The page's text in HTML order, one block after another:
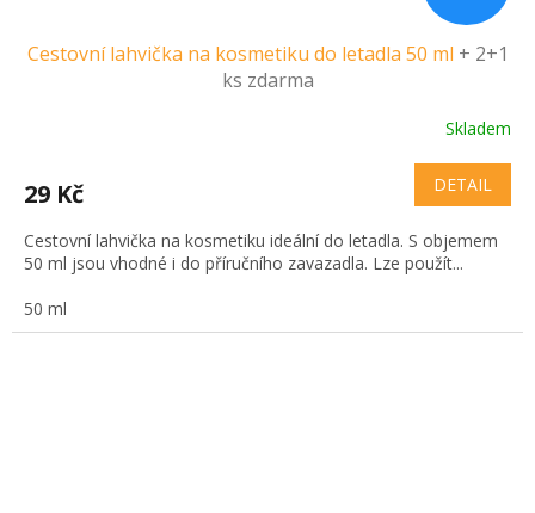
Cestovní lahvička na kosmetiku do letadla 50 ml + 2+1
ks zdarma
Skladem
29 Kč DETAIL
Cestovní lahvička na kosmetiku ideální do letadla. S objemem
50 ml jsou vhodné i do příručního zavazadla. Lze použít...
50 ml